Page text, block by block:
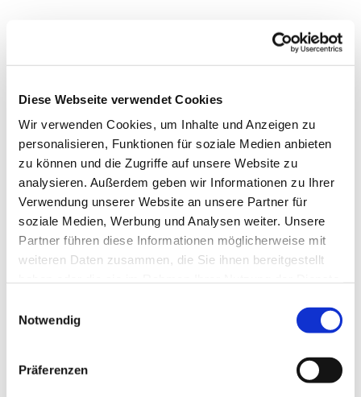
Diese Webseite verwendet Cookies
Wir verwenden Cookies, um Inhalte und Anzeigen zu
personalisieren, Funktionen für soziale Medien anbieten
zu können und die Zugriffe auf unsere Website zu
analysieren. Außerdem geben wir Informationen zu Ihrer
Verwendung unserer Website an unsere Partner für
soziale Medien, Werbung und Analysen weiter. Unsere
Partner führen diese Informationen möglicherweise mit
weiteren Daten zusammen, die Sie ihnen bereitgestellt
Notwendig
Präferenzen
Dies könnte Sie auch
interessieren